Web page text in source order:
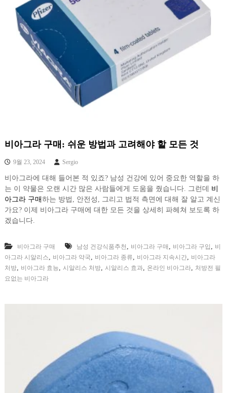
비아그라 구매: 쉬운 방법과 고려해야 할 모든 것
9월 23, 2024 Sergio
비아그라에 대해 들어본 적 있죠? 남성 건강에 있어 중요한 역할을 하
는 이 약물은 오랜 시간 많은 사람들에게 도움을 줬습니다. 그런데 비
아그라 구매 하는 방법, 안전성, 그리고 법적 측면에 대해 잘 알고 계신
가요? 이제 비아그라 구매에 대한 모든 것을 상세히 파헤쳐 보도록 하
겠습니다.
비아그라 구매 남성 건강식품추천 , 비아그라 구매 , 비아그라 구입 , 비
아그라 시알리스, 비아그라 약국, 비아그라 종류, 비아그라 지속시간, 비아그라
처방, 비아그라 효능, 시알리스 처방, 시알리스 효과, 온라인 비아그라, 처방전 필
요없는 비아그라